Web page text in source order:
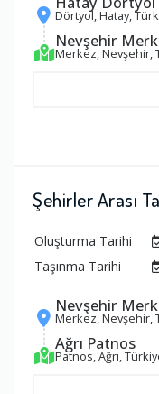
Dörtyol, Hatay,
Nevşehir
Merkez, Nevşehir,
Şehirler Arası
Oluşturma Tarihi
Taşınma Tarihi
Nevşehir
Merkez, Nevşehir,
Ağrı Patnos
Patnos, Ağrı,